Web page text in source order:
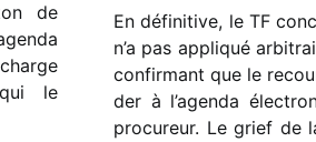
de
le
En défi­ni­tive, le TF
n’a pas appli­qué
confir­mant que le
der à l’agenda
procu­reur. Le grief de